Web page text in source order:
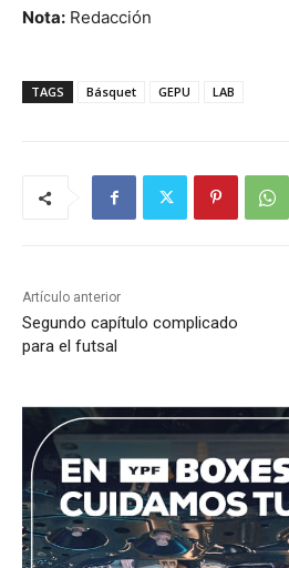
Nota: Redacción
TAGS Básquet GEPU LAB
Artículo anterior
Segundo capítulo complicado
para el futsal